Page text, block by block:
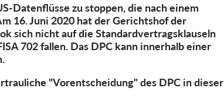
Datenflüsse zu stoppen, die nach einem
16. Juni 2020 hat der Gerichtshof der
sich nicht auf die Standardvertragsklauseln
702 fallen. Das DPC kann innerhalb einer
"Vorentscheidung" des DPC in dieser